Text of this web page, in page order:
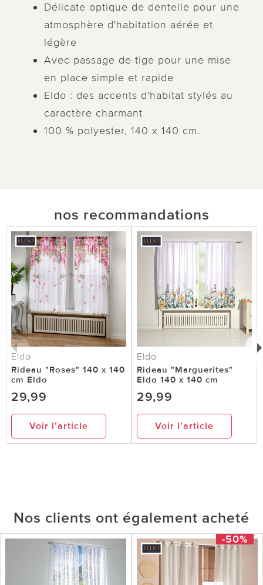
Délicate optique de dentelle pour une
atmosphère d'habitation aérée et
légère
Avec passage de tige pour une mise
en place simple et rapide
Eldo : des accents d'habitat stylés au
caractère charmant
100 % polyester, 140 x 140 cm.
nos recommandations
Eldo
Rideau "Roses" 140 x 140
cm Eldo
29,99
Voir l’article
Eldo
Rideau "Marguerites"
Eldo 140 x 140 cm
29,99
Voir l’article
Nos clients ont également acheté
-50%